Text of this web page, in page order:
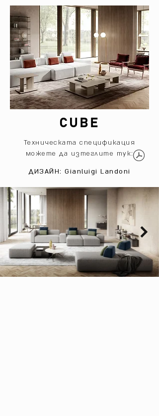
CUBE
Техническата спецификация
можете да изтеглите тук:
ДИЗАЙН: Gianluigi Landoni